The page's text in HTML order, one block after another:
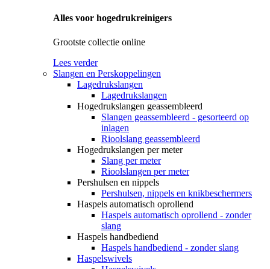
Alles voor hogedrukreinigers
Grootste collectie online
Lees verder
Slangen en Perskoppelingen
Lagedrukslangen
Lagedrukslangen
Hogedrukslangen geassembleerd
Slangen geassembleerd - gesorteerd op
inlagen
Rioolslang geassembleerd
Hogedrukslangen per meter
Slang per meter
Rioolslangen per meter
Pershulsen en nippels
Pershulsen, nippels en knikbeschermers
Haspels automatisch oprollend
Haspels automatisch oprollend - zonder
slang
Haspels handbediend
Haspels handbediend - zonder slang
Haspelswivels